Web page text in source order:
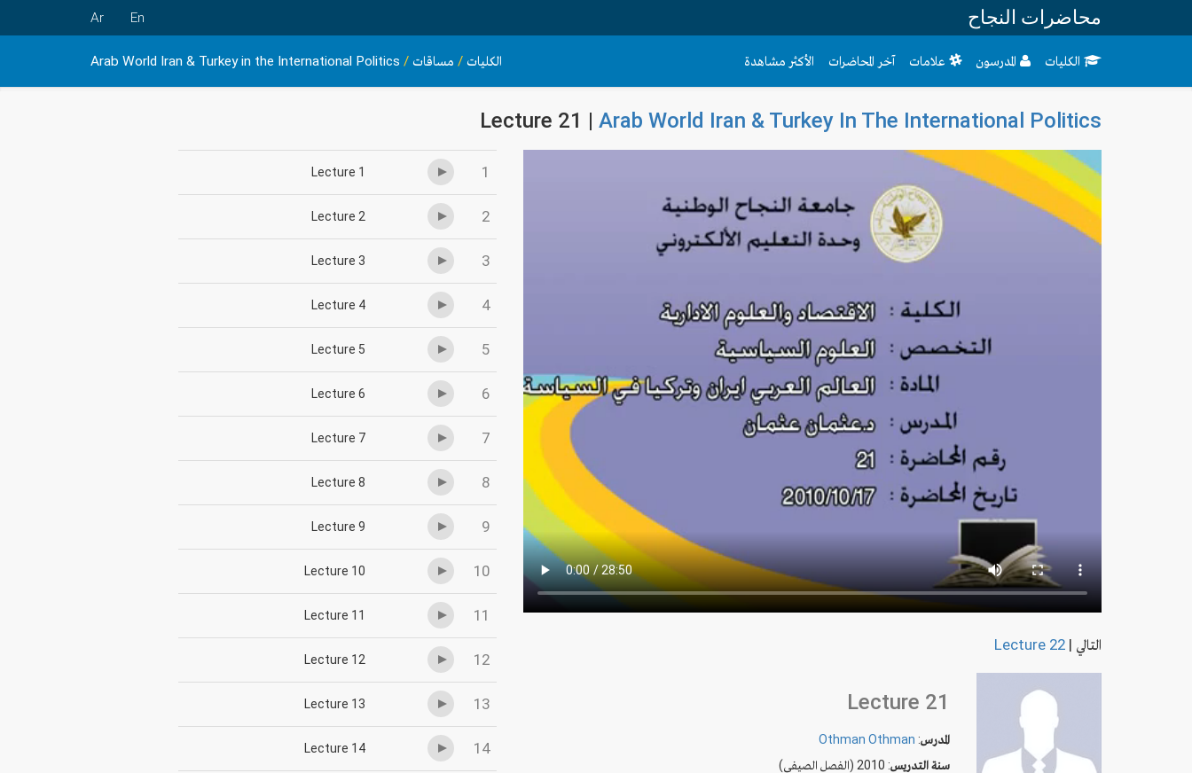
محاضرات النجاح En
Ar
الكليات المدرسون علامات آخر المحاضرات الأكثر مشاهدة الكليات / مساقات /
Arab World Iran & Turkey in the International Politics
Lecture 21 | Arab World Iran & Turkey In The International Politics
التالي |
Lecture 22
Lecture 21
المدرس:
Othman Othman
سنة التدريس: 2010 (الفصل الصيفي)
1
Lecture 1
2
Lecture 2
3
Lecture 3
4
Lecture 4
5
Lecture 5
6
Lecture 6
7
Lecture 7
8
Lecture 8
9
Lecture 9
10
Lecture 10
11
Lecture 11
12
Lecture 12
13
Lecture 13
14
Lecture 14